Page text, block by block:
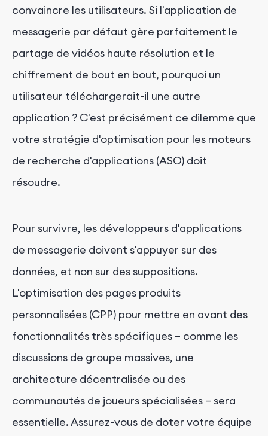
convaincre les utilisateurs. Si l'application de
messagerie par défaut gère parfaitement le
partage de vidéos haute résolution et le
chiffrement de bout en bout, pourquoi un
utilisateur téléchargerait-il une autre
application ? C'est précisément ce dilemme que
votre stratégie d'optimisation pour les moteurs
de recherche d'applications (ASO) doit
résoudre.
Pour survivre, les développeurs d'applications
de messagerie doivent s'appuyer sur des
données, et non sur des suppositions.
L'optimisation des pages produits
personnalisées (CPP) pour mettre en avant des
fonctionnalités très spécifiques – comme les
discussions de groupe massives, une
architecture décentralisée ou des
communautés de joueurs spécialisées – sera
essentielle. Assurez-vous de doter votre équipe